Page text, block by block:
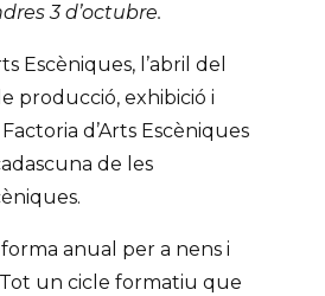
3 d’octubre.
Escèniques, l’abril del
producció, exhibició i
d’Arts Escèniques
de les
anual per a nens i
Tot un cicle formatiu que